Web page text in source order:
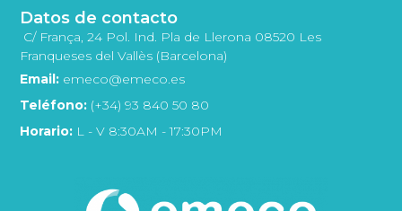
Datos de contacto
C/ França, 24 Pol. Ind. Pla de Llerona 08520 Les
Franqueses del Vallès (Barcelona)
Email: emeco@emeco.es
Teléfono: (+34) 93 840 50 80
Horario: L - V 8:30AM - 17:30PM